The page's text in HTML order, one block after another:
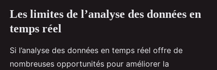
Les limites de l’analyse des données en
temps réel
Si l’analyse des données en temps réel offre de
nombreuses opportunités pour améliorer la